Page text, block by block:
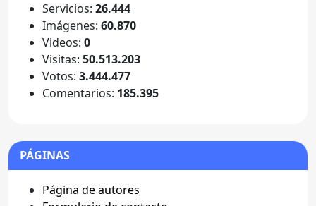
Servicios: 26.444
Imágenes: 60.870
Videos: 0
Visitas: 50.513.203
Votos: 3.444.477
Comentarios: 185.395
PÁGINAS
Página de autores